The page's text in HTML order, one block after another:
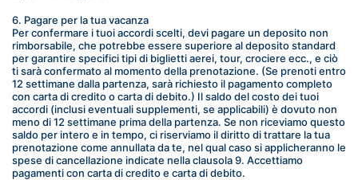
6. Pagare per la tua vacanza
Per confermare i tuoi accordi scelti, devi pagare un deposito non
rimborsabile, che potrebbe essere superiore al deposito standard
per garantire specifici tipi di biglietti aerei, tour, crociere ecc., e ciò
ti sarà confermato al momento della prenotazione. (Se prenoti entro
12 settimane dalla partenza, sarà richiesto il pagamento completo
con carta di credito o carta di debito.) Il saldo del costo dei tuoi
accordi (inclusi eventuali supplementi, se applicabili) è dovuto non
meno di 12 settimane prima della partenza. Se non riceviamo questo
saldo per intero e in tempo, ci riserviamo il diritto di trattare la tua
prenotazione come annullata da te, nel qual caso si applicheranno le
spese di cancellazione indicate nella clausola 9. Accettiamo
pagamenti con carta di credito e carta di debito.